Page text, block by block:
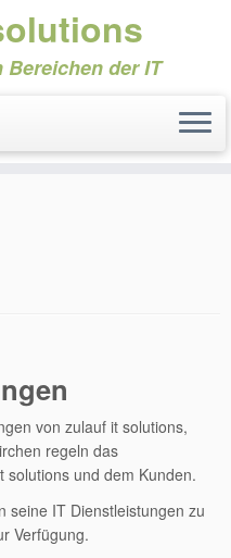
der IT
von zulauf it solutions,
regeln das
solutions und dem Kunden.
seine IT Dienstleistungen zu
Verfügung.